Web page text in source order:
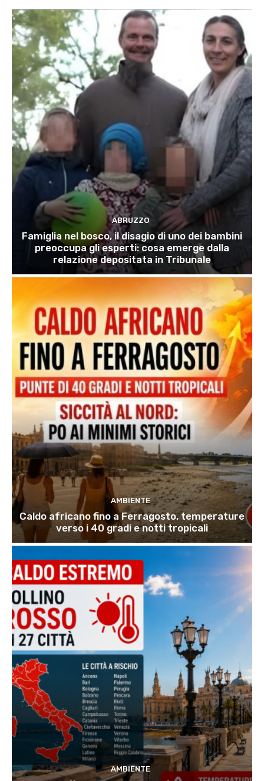
ABRUZZO
Famiglia nel bosco, il disagio di uno dei bambini
preoccupa gli esperti: cosa emerge dalla
relazione depositata in Tribunale
AMBIENTE
Caldo africano fino a Ferragosto, temperature
verso i 40 gradi e notti tropicali
AMBIENTE